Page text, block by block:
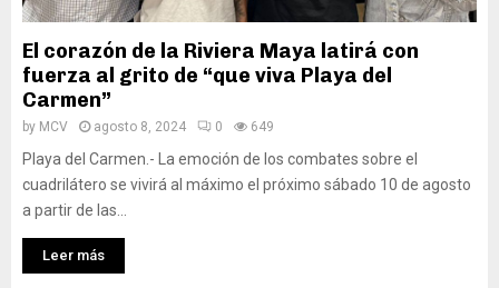
​​​​El corazón de la Riviera Maya latirá con
fuerza al grito de “que viva Playa del
Carmen”
by MCV agosto 8, 2024 0 649
Playa del Carmen.- La emoción de los combates sobre el
cuadrilátero se vivirá al máximo el próximo sábado 10 de agosto
a partir de las...
Leer más